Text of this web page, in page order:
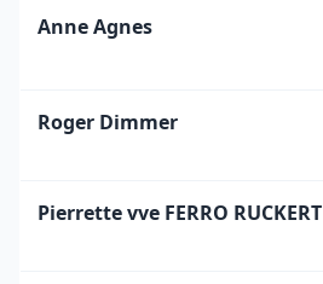
Anne Agnes
Roger Dimmer
Pierrette vve FERRO RUCKERT